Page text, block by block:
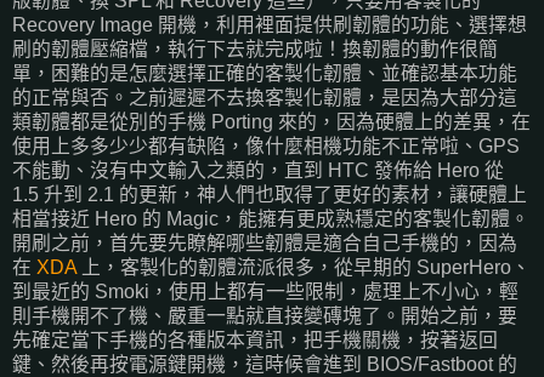
Recovery Image 開機，利用裡面提供刷韌體的功能、選擇想
刷的韌體壓縮檔，執行下去就完成啦！換韌體的動作很簡
單，困難的是怎麼選擇正確的客製化韌體、並確認基本功能
的正常與否。之前遲遲不去換客製化韌體，是因為大部分這
類韌體都是從別的手機 Porting 來的，因為硬體上的差異，在
使用上多多少少都有缺陷，像什麼相機功能不正常啦、GPS
不能動、沒有中文輸入之類的，直到 HTC 發佈給 Hero 從
1.5 升到 2.1 的更新，神人們也取得了更好的素材，讓硬體上
相當接近 Hero 的 Magic，能擁有更成熟穩定的客製化韌體。
開刷之前，首先要先瞭解哪些韌體是適合自己手機的，因為
在 XDA上，客製化的韌體流派很多，從早期的 SuperHero、
到最近的 Smoki，使用上都有一些限制，處理上不小心，輕
則手機開不了機、嚴重一點就直接變磚塊了。開始之前，要
先確定當下手機的各種版本資訊，把手機關機，按著返回
鍵、然後再按電源鍵開機，這時候會進到 BIOS/Fastboot 的